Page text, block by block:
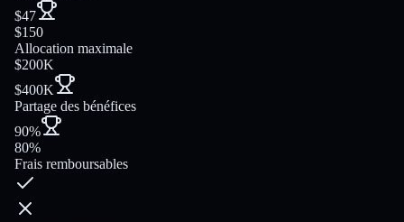
$47
$150
Allocation maximale
$200K
$400K
Partage des bénéfices
90%
80%
Frais remboursables